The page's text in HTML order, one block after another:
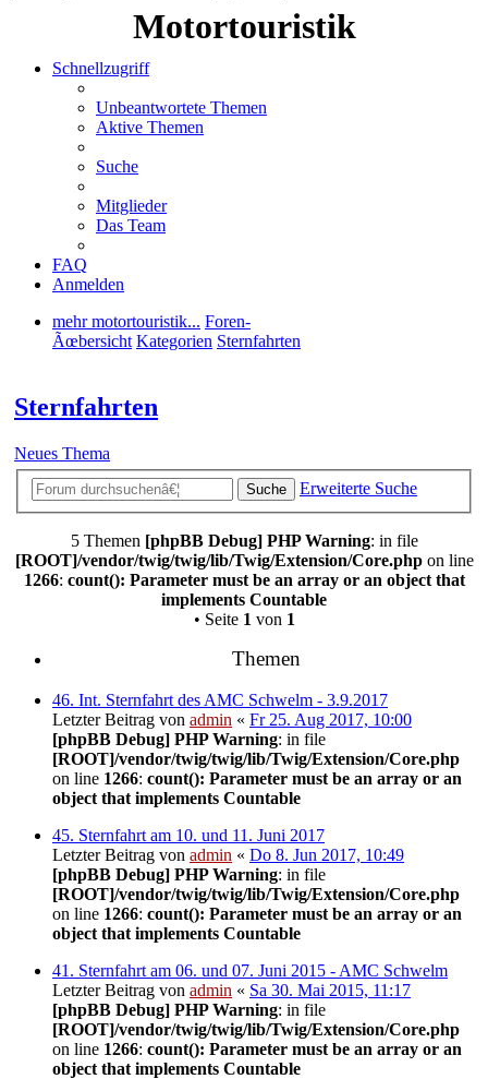
Motortouristik
Schnellzugriff
Unbeantwortete Themen
Aktive Themen
Suche
Mitglieder
Das Team
FAQ
Anmelden
mehr motortouristik... Foren-
Ãœbersicht Kategorien Sternfahrten
Sternfahrten
Neues Thema
Suche Erweiterte Suche
5 Themen [phpBB Debug] PHP Warning: in file
[ROOT]/vendor/twig/twig/lib/Twig/Extension/Core.phpon line
1266: count(): Parameter must be an array or an object that
implements Countable
• Seite 1 von 1
Themen
46. Int. Sternfahrt des AMC Schwelm - 3.9.2017
Letzter Beitrag von admin « Fr 25. Aug 2017, 10:00
[phpBB Debug] PHP Warning: in file
[ROOT]/vendor/twig/twig/lib/Twig/Extension/Core.php
on line 1266: count(): Parameter must be an array or an
object that implements Countable
45. Sternfahrt am 10. und 11. Juni 2017
Letzter Beitrag von admin « Do 8. Jun 2017, 10:49
[phpBB Debug] PHP Warning: in file
[ROOT]/vendor/twig/twig/lib/Twig/Extension/Core.php
on line 1266: count(): Parameter must be an array or an
object that implements Countable
41. Sternfahrt am 06. und 07. Juni 2015 - AMC Schwelm
Letzter Beitrag von admin « Sa 30. Mai 2015, 11:17
[phpBB Debug] PHP Warning: in file
[ROOT]/vendor/twig/twig/lib/Twig/Extension/Core.php
on line 1266: count(): Parameter must be an array or an
object that implements Countable